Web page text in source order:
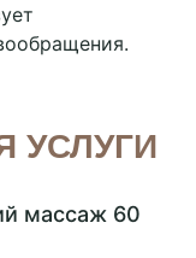
УСЛУГИ
массаж 60